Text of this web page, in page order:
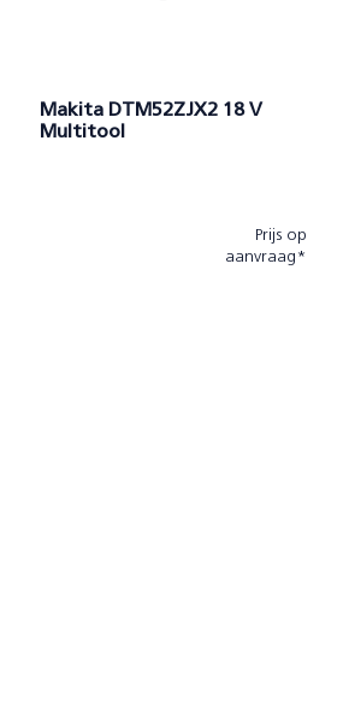
Makita DTM52ZJX2 18 V
Multitool
Prijs op
aanvraag*